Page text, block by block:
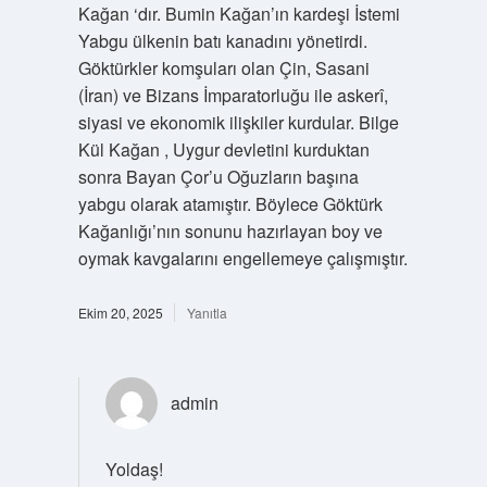
Kağan ‘dır. Bumin Kağan’ın kardeşi İstemi
Yabgu ülkenin batı kanadını yönetirdi.
Göktürkler komşuları olan Çin, Sasani
(İran) ve Bizans İmparatorluğu ile askerî,
siyasi ve ekonomik ilişkiler kurdular. Bilge
Kül Kağan , Uygur devletini kurduktan
sonra Bayan Çor’u Oğuzların başına
yabgu olarak atamıştır. Böylece Göktürk
Kağanlığı’nın sonunu hazırlayan boy ve
oymak kavgalarını engellemeye çalışmıştır.
Ekim 20, 2025 Yanıtla
admin
Yoldaş!